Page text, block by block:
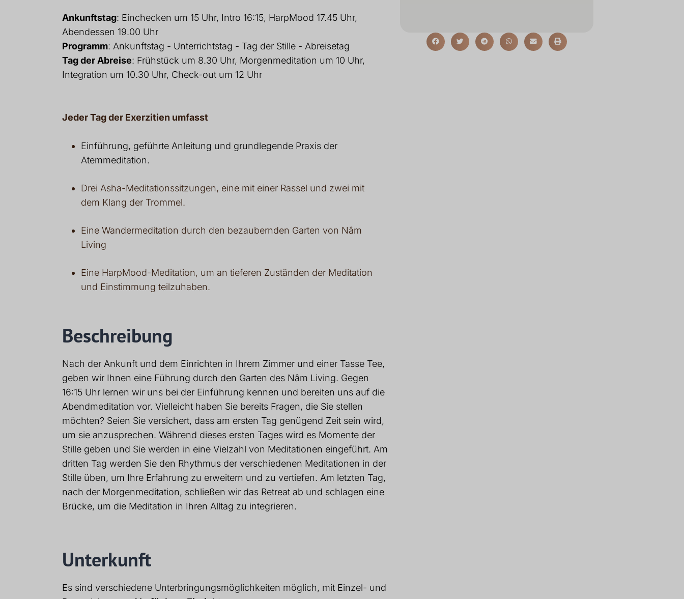
Ankunftstag: Einchecken um 15 Uhr, Intro 16:15, HarpMood 17.45 Uhr,
Abendessen 19.00 Uhr
Programm: Ankunftstag - Unterrichtstag - Tag der Stille - Abreisetag
Tag der Abreise: Frühstück um 8.30 Uhr, Morgenmeditation um 10 Uhr,
Integration um 10.30 Uhr, Check-out um 12 Uhr
Jeder Tag der Exerzitien umfasst
Einführung, geführte Anleitung und grundlegende Praxis der
Atemmeditation.
Drei Asha-Meditationssitzungen, eine mit einer Rassel und zwei mit
dem Klang der Trommel.
Eine Wandermeditation durch den bezaubernden Garten von Nâm
Living
Eine HarpMood-Meditation, um an tieferen Zuständen der Meditation
und Einstimmung teilzuhaben.
Beschreibung
Nach der Ankunft und dem Einrichten in Ihrem Zimmer und einer Tasse Tee,
geben wir Ihnen eine Führung durch den Garten des Nâm Living. Gegen
16:15 Uhr lernen wir uns bei der Einführung kennen und bereiten uns auf die
Abendmeditation vor. Vielleicht haben Sie bereits Fragen, die Sie stellen
möchten? Seien Sie versichert, dass am ersten Tag genügend Zeit sein wird,
um sie anzusprechen. Während dieses ersten Tages wird es Momente der
Stille geben und Sie werden in eine Vielzahl von Meditationen eingeführt. Am
dritten Tag werden Sie den Rhythmus der verschiedenen Meditationen in der
Stille üben, um Ihre Erfahrung zu erweitern und zu vertiefen. Am letzten Tag,
nach der Morgenmeditation, schließen wir das Retreat ab und schlagen eine
Brücke, um die Meditation in Ihren Alltag zu integrieren.
Unterkunft
Es sind verschiedene Unterbringungsmöglichkeiten möglich, mit Einzel- und